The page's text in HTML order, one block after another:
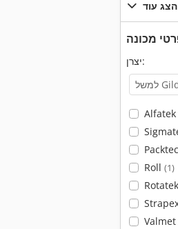
הצג עוד
מכונה
יצרן:
Alfatek
Packtec
Roll (1)
Rotatek
Valmet